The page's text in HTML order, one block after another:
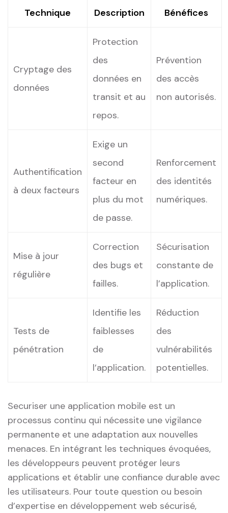
Technique Description Bénéfices
Cryptage des
données
Protection
des
données en⁢
transit et au
repos.
Prévention
des accès
non autorisés.
Authentification​
à deux facteurs
Exige un
second
facteur en
plus du mot
de passe.
Renforcement
des identités
numériques.
Mise à jour
régulière
Correction
des bugs et
failles.
Sécurisation
constante de
l’application.
Tests de
pénétration
Identifie⁤ les
faiblesses
de
l’application.
Réduction
des
vulnérabilités
potentielles.
Securiser une application⁤ mobile est un
processus continu qui nécessite une vigilance
permanente et une adaptation aux nouvelles
menaces. En intégrant les techniques⁤ évoquées,
les développeurs peuvent protéger leurs
applications et ‍établir une⁢ confiance durable avec
les utilisateurs. Pour toute question ou ​besoin
d’expertise en développement web sécurisé,